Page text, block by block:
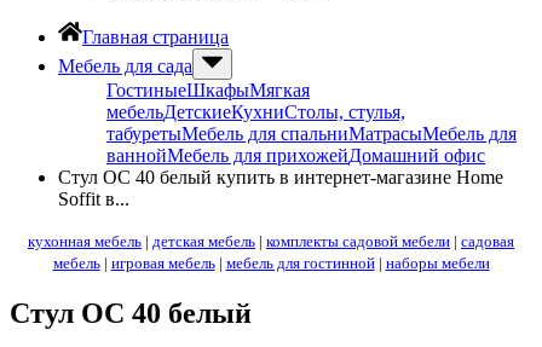
Главная страница
Мебель для сада
ГостиныеШкафыМягкая
мебельДетскиеКухниСтолы, стулья,
табуретыМебель для спальниМатрасыМебель для
ваннойМебель для прихожейДомашний офис
Стул ОС 40 белый купить в интернет-магазине Home
Soffit в...
кухонная мебель | детская мебель | комплекты садовой мебели | садовая
мебель| игровая мебель| мебель для гостинной| наборы мебели
Стул ОС 40 белый